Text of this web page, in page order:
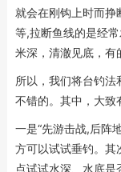
就会在刚钩上时而挣
等,拉断鱼线的是经
米深，清澈见底，有
所以，我们将台钓法
不错的。其中，大致
一是“先游击战,后阵
方可以试试垂钓。其
点试试水深、水底